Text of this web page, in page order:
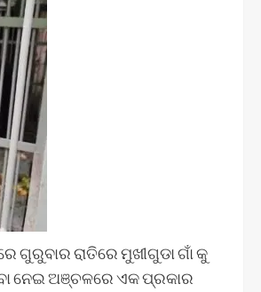
ଗୁରୁବାର ରାତିରେ ମୁଖୀଗୁଡା ଗାଁ କୁ
ନେଇ ଅଞ୍ଚଳରେ ଏକ ପ୍ରକାର